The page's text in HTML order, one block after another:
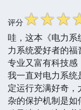
评分☆☆☆
哇，这本《电力
力系统爱好者的
专业又富有科技感
我一直对电力系
定运行充满好奇
杂的保护机制是